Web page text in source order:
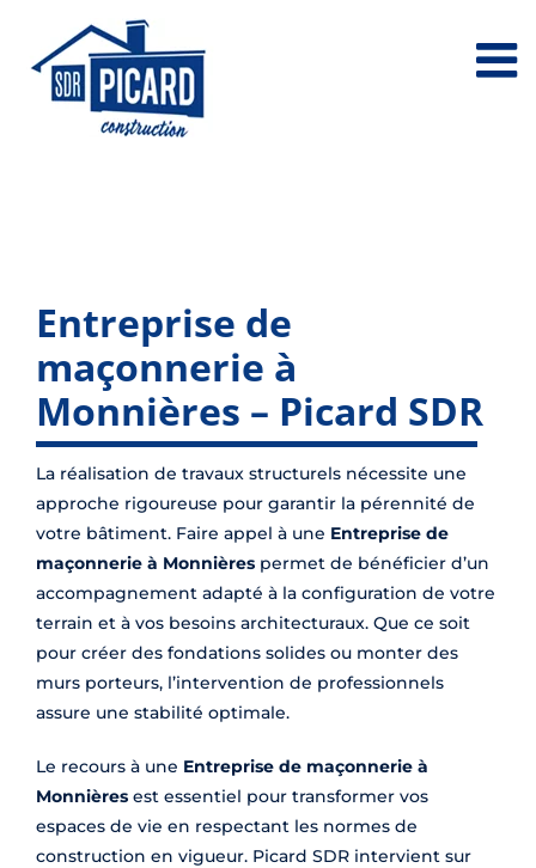
contenu
Entreprise de
maçonnerie à
Monnières – Picard SDR
La réalisation de travaux structurels nécessite une
approche rigoureuse pour garantir la pérennité de
votre bâtiment. Faire appel à une Entreprise de
maçonnerie à Monnières permet de bénéficier d’un
accompagnement adapté à la configuration de votre
terrain et à vos besoins architecturaux. Que ce soit
pour créer des fondations solides ou monter des
murs porteurs, l’intervention de professionnels
assure une stabilité optimale.
Le recours à une Entreprise de maçonnerie à
Monnières est essentiel pour transformer vos
espaces de vie en respectant les normes de
construction en vigueur. Picard SDR intervient sur